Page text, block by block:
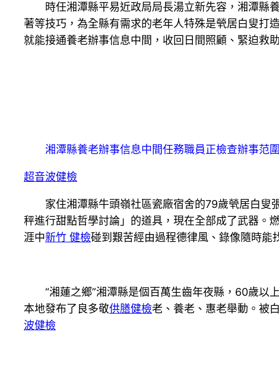
時任湘潭縣平易近政局局長湯立新先容，湘潭縣
著等技巧，為全縣有需求的老年人特殊是煢居白叟打
就能接通養老辦事信息中間，收回日間照顧、緊迫救
湘潭縣養老辦事信息中間任務職員正檢查辦事范
超音波健檢
家住湘潭縣牛頭嶺社區瓷廠宿舍的79歲煢居白叟張
秤進行甜點哲學討論」的道具，現在全部成了武器。
涯中新竹 健檢碰到艱苦經由過程德律風、錄像隨時能
“湘蓮之鄉”湘潭縣是個百萬生齒年夜縣，60歲以上
本地發布了良多敬供膳健檢老、養老、惠老舉動。被
波健檢